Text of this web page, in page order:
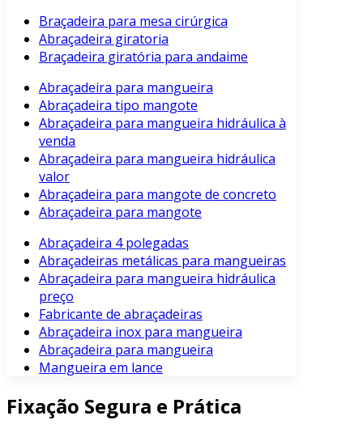
Braçadeira para mesa cirúrgica
Abraçadeira giratoria
Braçadeira giratória para andaime
Abraçadeira para mangueira
Abraçadeira tipo mangote
Abraçadeira para mangueira hidráulica à
venda
Abraçadeira para mangueira hidráulica
valor
Abraçadeira para mangote de concreto
Abraçadeira para mangote
Abraçadeira 4 polegadas
Abraçadeiras metálicas para mangueiras
Abraçadeira para mangueira hidráulica
preço
Fabricante de abraçadeiras
Abraçadeira inox para mangueira
Abraçadeira para mangueira
Mangueira em lance
Fixação Segura e Prática